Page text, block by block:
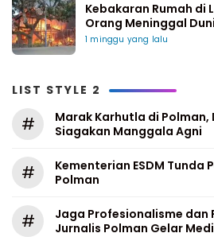
Kebakaran Rumah di
Orang Meninggal
1 minggu yang lalu
LIST STYLE 2
#
Marak Karhutla di Polman,
Siagakan Manggala Agni
#
Kementerian ESDM Tunda
Polman
#
Jaga Profesionalisme dan
Jurnalis Polman Gelar